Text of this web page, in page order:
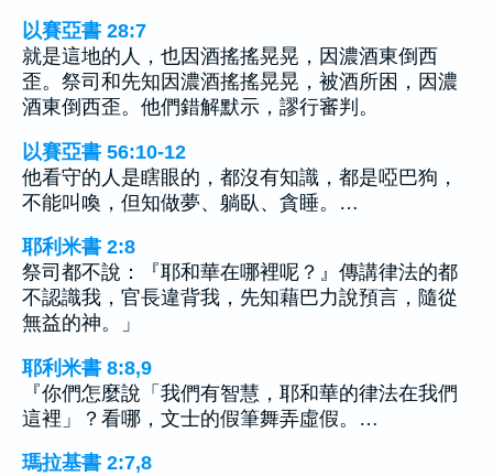
以賽亞書 28:7
就是這地的人，也因酒搖搖晃晃，因濃酒東倒西
歪。祭司和先知因濃酒搖搖晃晃，被酒所困，因濃
酒東倒西歪。他們錯解默示，謬行審判。
以賽亞書 56:10-12
他看守的人是瞎眼的，都沒有知識，都是啞巴狗，
不能叫喚，但知做夢、躺臥、貪睡。…
耶利米書 2:8
祭司都不說：『耶和華在哪裡呢？』傳講律法的都
不認識我，官長違背我，先知藉巴力說預言，隨從
無益的神。」
耶利米書 8:8,9
『你們怎麼說「我們有智慧，耶和華的律法在我們
這裡」？看哪，文士的假筆舞弄虛假。…
瑪拉基書 2:7,8